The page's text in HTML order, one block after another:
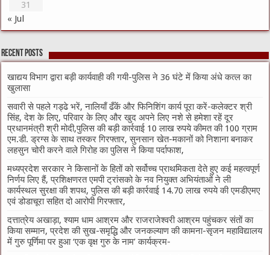
31
« Jul
Recent Posts
खाद्यय विभाग द्वारा बड़ी कार्यवाही की गयी-पुलिस ने 36 घंटे में किया अंधे कत्ल का
खुलासा
सवारी से पहले गड्ढे भरें, नालियाँ ढँकें और फिनिशिंग कार्य पूरा करें-कलेक्टर श्री
सिंह, देश के लिए, परिवार के लिए और खुद अपने लिए नशे से हमेशा रहें दूर
प्रधानमंत्री श्री मोदी,पुलिस की बड़ी कार्रवाई 10 लाख रुपये कीमत की 100 ग्राम
एम.डी. ड्रग्स के साथ तस्कर गिरफ्तार, सुनसान खेत-मकानों को निशाना बनाकर
लहसुन चोरी करने वाले गिरोह का पुलिस ने किया पर्दाफाश,
मध्यप्रदेश सरकार ने किसानों के हितों को सर्वोच्च प्राथमिकता देते हुए कई महत्वपूर्ण
निर्णय लिए हैं, प्रशिक्षणरत एमपी ट्रांसको के नव नियुक्त अभियंताओं ने ली
कार्यस्थल सुरक्षा की शपथ, पुलिस की बड़ी कार्रवाई 14.70 लाख रुपये की एमडीएमए
एवं डोडाचूरा सहित दो आरोपी गिरफ्तार,
दत्तात्रेय अखाड़ा, श्याम धाम आश्रम और राजराजेश्वरी आश्रम पहुंचकर संतों का
किया सम्मान, प्रदेश की सुख-समृद्धि और जनकल्याण की कामना-सृजन महाविद्यालय
में गुरु पूर्णिमा पर हुआ ‘एक वृक्ष गुरु के नाम’ कार्यक्रम-